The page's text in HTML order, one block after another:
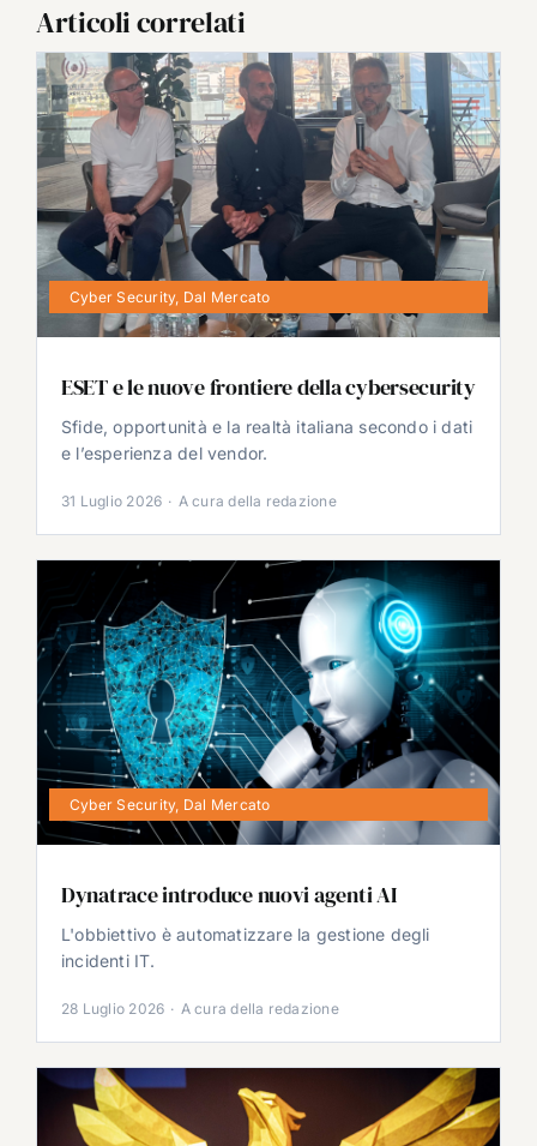
Articoli correlati
Cyber Security, Dal Mercato
ESET e le nuove frontiere della cybersecurity
Sfide, opportunità e la realtà italiana secondo i dati
e l’esperienza del vendor.
31 Luglio 2026 · A cura della redazione
Cyber Security, Dal Mercato
Dynatrace introduce nuovi agenti AI
L'obbiettivo è automatizzare la gestione degli
incidenti IT.
28 Luglio 2026 · A cura della redazione